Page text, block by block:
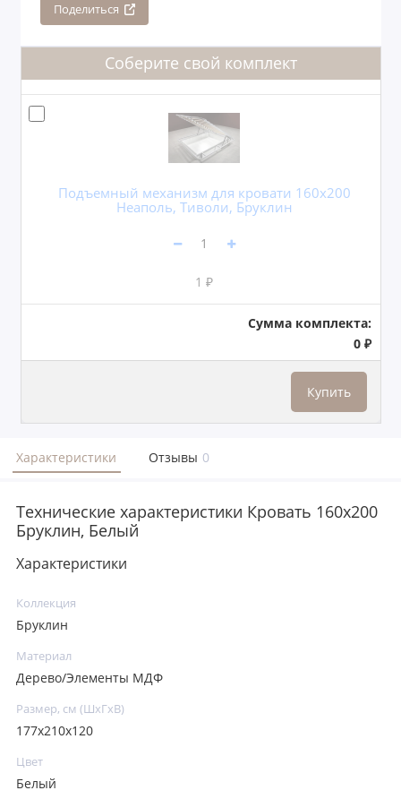
Поделиться
Соберите свой комплект
Подъемный механизм для кровати 160x200
Неаполь, Тиволи, Бруклин
1 ₽
Сумма комплекта:
0 ₽
Купить
Характеристики Отзывы 0
Технические характеристики Кровать 160x200
Бруклин, Белый
Характеристики
Коллекция
Бруклин
Материал
Дерево/Элементы МДФ
Размер, см (ШхГхВ)
177х210х120
Цвет
Белый